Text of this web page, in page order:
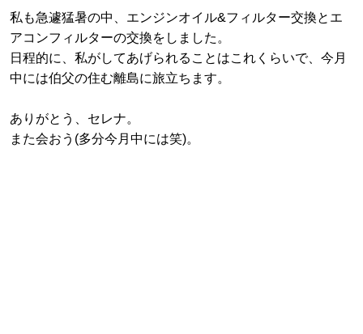
私も急遽猛暑の中、エンジンオイル&フィルター交換とエ
アコンフィルターの交換をしました。
日程的に、私がしてあげられることはこれくらいで、今月
中には伯父の住む離島に旅立ちます。
ありがとう、セレナ。
また会おう(多分今月中には笑)。